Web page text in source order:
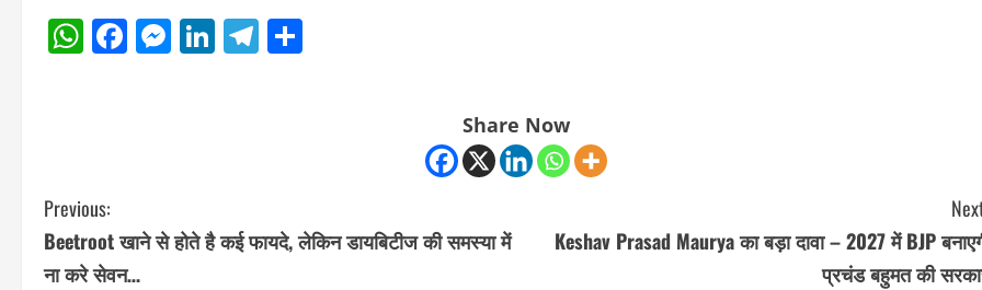
WhatsApp
Facebook
Messenger
LinkedIn
Telegram
Share Now
C
o
Previous:
Beetroot खाने से होते है कई फायदे, लेकिन डायबिटीज की समस्या में
ना करे सेवन…
Keshav Prasad Maurya का बड़ा दावा – 2027 में BJP
प्रचंड बहुमत की